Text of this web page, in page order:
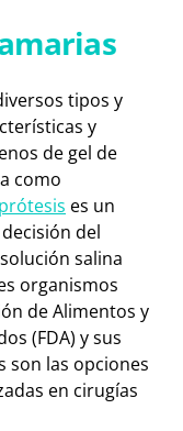
tipos y
y
de gel de
como
es un
del
salina
organismos
de Alimentos y
(FDA) y sus
son las opciones
en cirugías